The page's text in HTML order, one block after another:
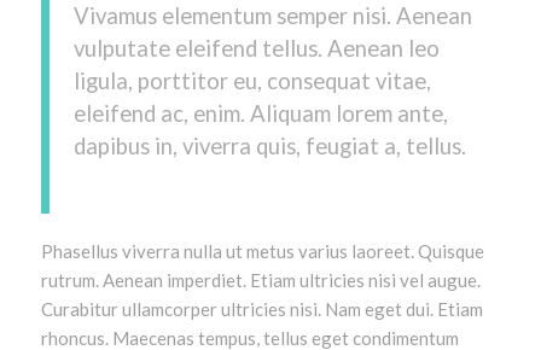
Vivamus elementum semper nisi. Aenean
vulputate eleifend tellus. Aenean leo
ligula, porttitor eu, consequat vitae,
eleifend ac, enim. Aliquam lorem ante,
dapibus in, viverra quis, feugiat a, tellus.
Phasellus viverra nulla ut metus varius laoreet. Quisque
rutrum. Aenean imperdiet. Etiam ultricies nisi vel augue.
Curabitur ullamcorper ultricies nisi. Nam eget dui. Etiam
rhoncus. Maecenas tempus, tellus eget condimentum